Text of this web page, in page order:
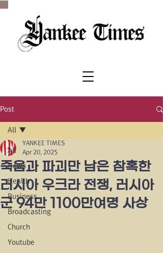
Post
All
News
Health
Business
Broadcasting
Church
Youtube
All
죽음과 파괴만 남은 참혹한
러시아 우크라 전쟁, 러시아
군 94만 1100만여명 사상
YANKEE TIMES
Apr 20, 2025